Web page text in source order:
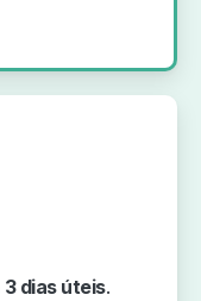
3 dias úteis.